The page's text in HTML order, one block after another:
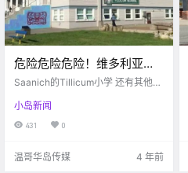
危险危险危险！维多利亚又
有一所小学爆发群体疫情！
中。。
Saanich的Tillicum小学 还有其他学
Elementary School website 今日Isl
and Health证实 在Albina Street上
的Tillicum小学 已经确认爆发集体活
小岛新闻
431 0
温哥华岛传媒 4 年前